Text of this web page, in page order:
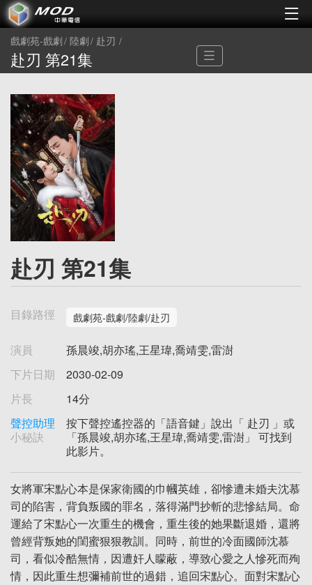
戲劇苑-戲劇 陸劇 赴刃
赴刃 第21集
赴刃 第21集
目錄路徑 戲劇苑-戲劇/陸劇/赴刃
演員
孫晨竣,胡亦瑤,王星瑋,喬靖雯,雷澍
下片日期
2030-02-09
片長
14分
聲控助理
小秘訣
按下聲控遙控器的「語音鍵」說出「 赴刃 」或
「孫晨竣,胡亦瑤,王星瑋,喬靖雯,雷澍」 可找到
此影片。
女將軍宋點心本是保家衛國的巾幗英雄，卻慘遭未婚夫沈慕
司的陷害，背負叛國的罪名，落得滿門抄斬的悲慘結局。命
運給了宋點心一次重生的機會，重生後的她果斷退婚，還將
曾經背叛她的閨蜜狠狠教訓。同時，前世的冷面國師沈慕
司，看似冷酷無情，因遭奸人矇蔽，導致心愛之人慘死而殉
情，因此重生想彌補前世的過錯，追回宋點心。面對宋點心